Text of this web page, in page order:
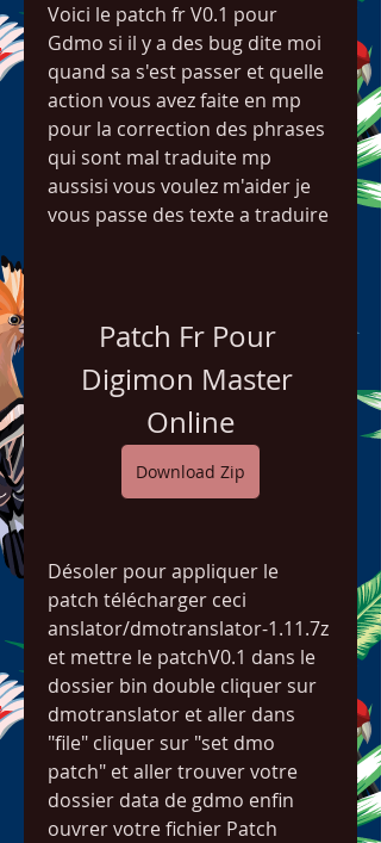
Voici le patch fr V0.1 pour
Gdmo si il y a des bug dite moi
quand sa s'est passer et quelle
action vous avez faite en mp
pour la correction des phrases
qui sont mal traduite mp
aussisi vous voulez m'aider je
vous passe des texte a traduire
Patch Fr Pour
Digimon Master
Online
Download Zip
Désoler pour appliquer le
patch télécharger ceci
anslator/dmotranslator-1.11.7z
et mettre le patchV0.1 dans le
dossier bin double cliquer sur
dmotranslator et aller dans
"file" cliquer sur "set dmo
patch" et aller trouver votre
dossier data de gdmo enfin
ouvrer votre fichier Patch